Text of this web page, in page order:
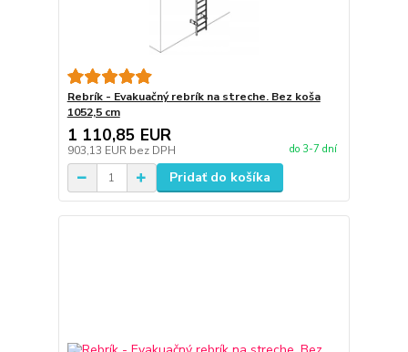
Rebrík - Evakuačný rebrík na streche. Bez koša
1052,5 cm
1 110,85 EUR
903,13 EUR bez DPH do 3-7 dní
Pridať do košíka